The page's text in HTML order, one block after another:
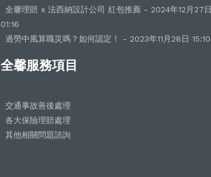
全馨理賠 x 法西納設計公司 紅包推薦 - 2024年12月27日
01:16
過勞中風算職災嗎？如何認定！ - 2023年11月28日 15:10
全馨服務項目
交通事故善後處理
各大保險理賠處理
其他相關問題諮詢